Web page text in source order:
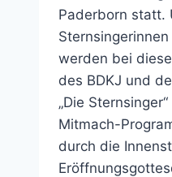
Paderborn statt.
werden bei
des BDKJ und
„Die
Mitmach-
durch die